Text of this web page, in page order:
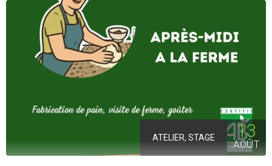
ATELIER, STAGE 13
AOÛT